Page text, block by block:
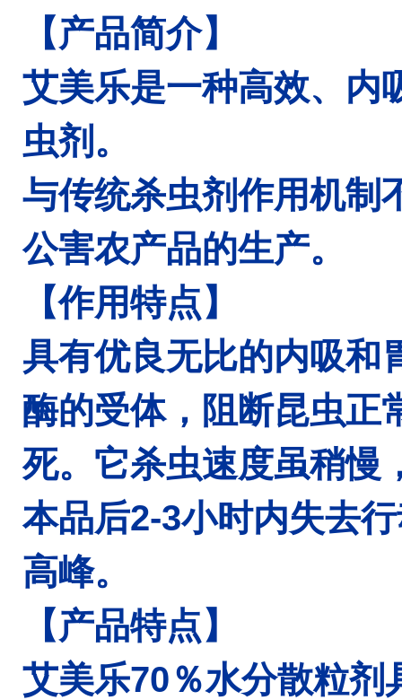
【产品简介】
艾美乐是一种高效、内
虫剂。
与传统杀虫剂作用机制
公害农产品的生产。
【作用特点】
具有优良无比的内吸和
酶的受体，阻断昆虫正
死。它杀虫速度虽稍慢
本品后2-3小时内失去
高峰。
【产品特点】
艾美乐70％水分散粒剂